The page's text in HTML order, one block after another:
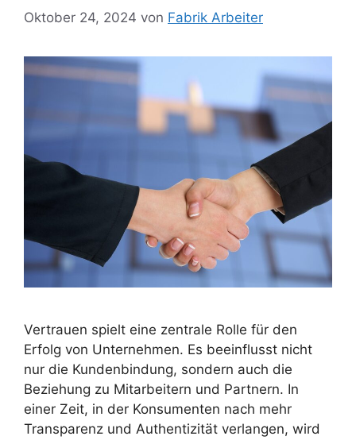
Oktober 24, 2024 von Fabrik Arbeiter
Vertrauen spielt eine zentrale Rolle für den
Erfolg von Unternehmen. Es beeinflusst nicht
nur die Kundenbindung, sondern auch die
Beziehung zu Mitarbeitern und Partnern. In
einer Zeit, in der Konsumenten nach mehr
Transparenz und Authentizität verlangen, wird